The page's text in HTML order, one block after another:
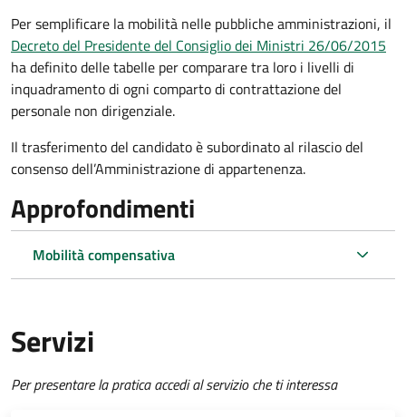
Per semplificare la mobilità nelle pubbliche amministrazioni, il
Decreto del Presidente del Consiglio dei Ministri 26/06/2015
ha definito delle tabelle per comparare tra loro i livelli di
inquadramento di ogni comparto di contrattazione del
personale non dirigenziale.
Il trasferimento del candidato è subordinato al rilascio del
consenso dell’Amministrazione di appartenenza.
Approfondimenti
Mobilità compensativa
Servizi
Per presentare la pratica accedi al servizio che ti interessa